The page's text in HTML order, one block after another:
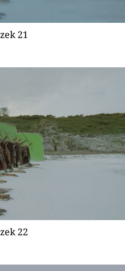
21
22